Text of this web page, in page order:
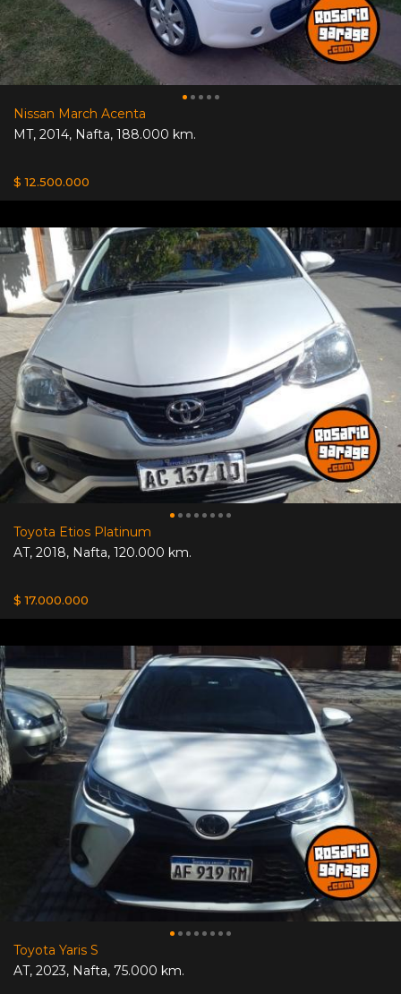
Nissan March Acenta
MT, 2014, Nafta, 188.000 km.
$ 12.500.000
Toyota Etios Platinum
AT, 2018, Nafta, 120.000 km.
$ 17.000.000
Toyota Yaris S
AT, 2023, Nafta, 75.000 km.